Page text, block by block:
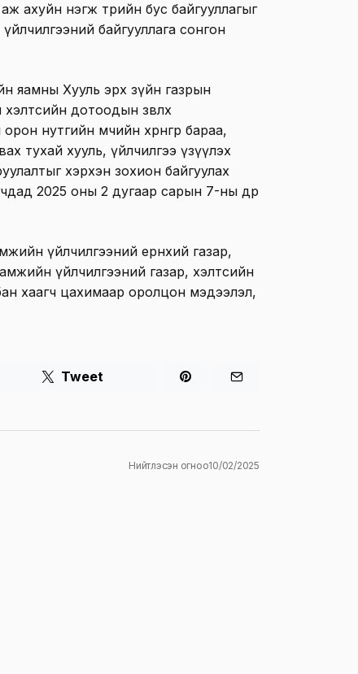
ахуйн нэгж төрийн бус байгууллагыг
байгууллага сонгон
яамны Хууль эрх зүйн газрын
дотоодын зөвлөх
нутгийн өмчийн хөрөнгөөр бараа,
тухай хууль, үйлчилгээ үзүүлэх
хэрхэн зохион байгуулах
2025 оны 2 дугаар сарын 7-ны өдөр
үйлчилгээний ерөнхий газар,
үйлчилгээний газар, хэлтсийн
хаагч цахимаар оролцон мэдээлэл,
Tweet
Нийтлэсэн огноо10/02/2025